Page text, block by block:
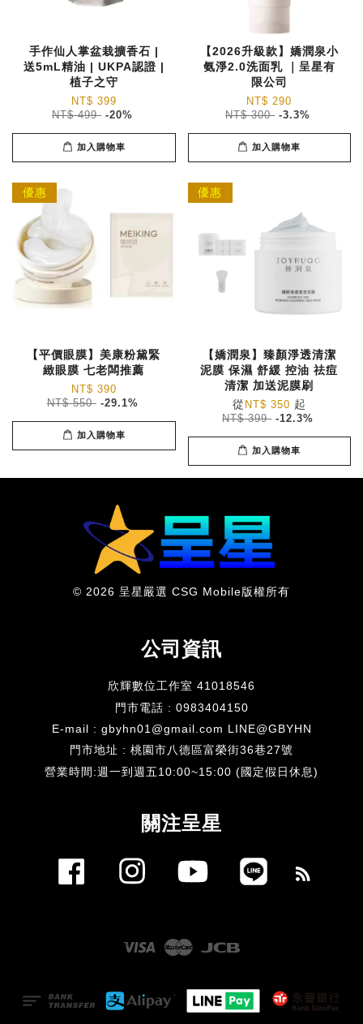
手作仙人掌盆栽擴香石 |
送5mL精油 | UKPA認證 |
植子之守
NT$ 399
NT$ 499 -20%
加入購物車
【2026升級款】嬌潤泉小
氨淨2.0洗面乳 ｜呈星有
限公司
NT$ 290
NT$ 300 -3.3%
加入購物車
優惠
【平價眼膜】美康粉黛緊
緻眼膜 七老闆推薦
NT$ 390
NT$ 550 -29.1%
加入購物車
優惠
【嬌潤泉】臻顏淨透清潔
泥膜 保濕 舒緩 控油 祛痘
清潔 加送泥膜刷
從 NT$ 350 起
NT$ 399 -12.3%
加入購物車
© 2026 呈星嚴選 CSG Mobile版權所有
公司資訊
欣輝數位工作室 41018546
門市電話 : 0983404150
E-mail : gbyhn01@gmail.com LINE@GBYHN
門市地址 : 桃園市八德區富榮街36巷27號
​營業時間:週一到週五10:00~15:00 (國定假日休息)
關注呈星
Facebook Instagram YouTube
Visa Master